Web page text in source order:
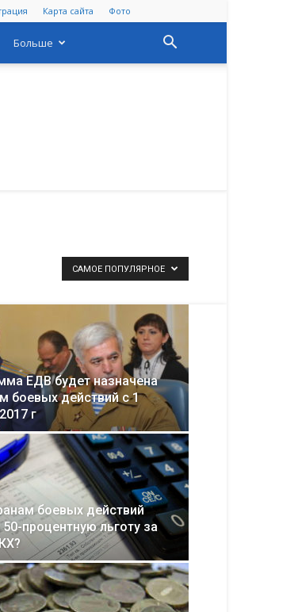
Карта сайта Фото
Больше
САМОЕ ПОПУЛЯРНОЕ
ЕДВ будет назначена
боевых действий с 1
г
боевых действий
50-процентную льготу за